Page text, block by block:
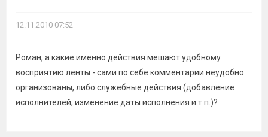
12.11.2010 07:52
Роман, а какие именно действия мешают удобному
восприятию ленты - сами по себе комментарии неудобно
организованы, либо служебные действия (добавление
исполнителей, изменение даты исполнения и т.п.)?